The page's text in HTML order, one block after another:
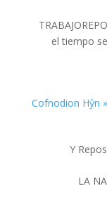
el tiempo
« Cofnodion Hŷn
Y
LA